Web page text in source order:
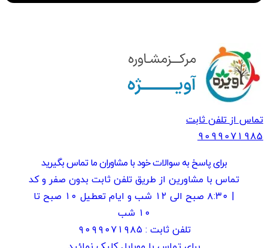
تماس از تلفن ثابت
9099071985
برای پاسخ به سوالات خود با مشاوران ما تماس بگیرید
تماس با مشاورین از طریق تلفن ثابت بدون صفر و کد
| ۸:۳۰ صبح الی ۱۲ شب و ایام تعطیل ۱۰ صبح تا
۱۰ شب
تلفن ثابت : ۹۰۹۹۰۷۱۹۸۵